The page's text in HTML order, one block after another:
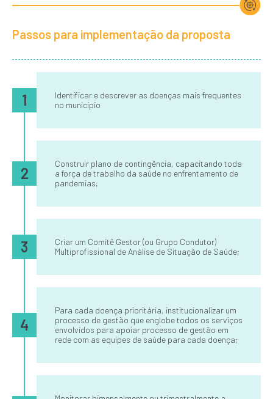
Passos para implementação da proposta
Identificar e descrever as doenças mais frequentes
no munícipio
1
Construir plano de contingência, capacitando toda
a força de trabalho da saúde no enfrentamento de
pandemias;
2
Criar um Comitê Gestor (ou Grupo Condutor)
Multiprofissional de Análise de Situação de Saúde;
3
Para cada doença prioritária, institucionalizar um
processo de gestão que englobe todos os serviços
envolvidos para apoiar processo de gestão em
rede com as equipes de saúde para cada doença;
4